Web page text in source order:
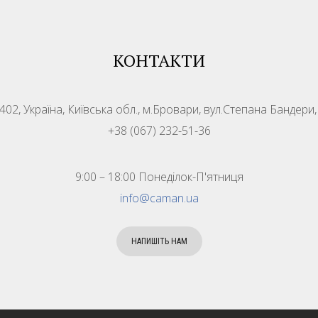
КОНТАКТИ
Україна, Київська обл., м.Бровари, вул.Степана
+38 (067) 232-51-36
9:00 – 18:00 Понеділок-П'ятниця
info@caman.ua
НАПИШІТЬ НАМ